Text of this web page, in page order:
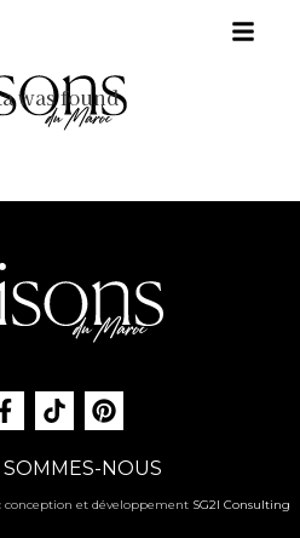
was found
NOUS
conception et développement SG2I Consulting